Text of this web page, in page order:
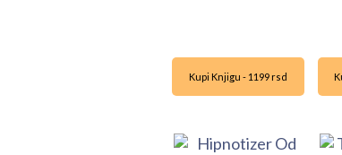
Kupi Knjigu - 1199 rsd